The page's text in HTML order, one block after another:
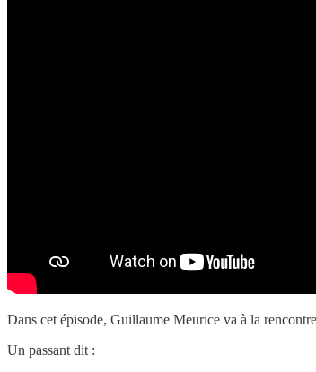
Dans cet épisode, Guillaume Meurice va à la
Un passant dit :